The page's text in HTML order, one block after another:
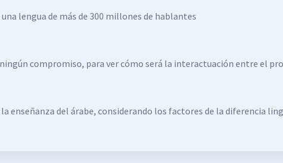
lengua de más de 300 millones de hablantes
compromiso, para ver cómo será la interactuación entre el
enseñanza del árabe, considerando los factores de la diferencia